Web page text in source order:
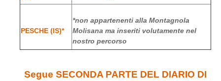
PESCHE (IS)*
*non appartenenti alla Montagnola
Molisana ma inseriti volutamente nel
nostro percorso
Segue SECONDA PARTE DEL DIARIO DI